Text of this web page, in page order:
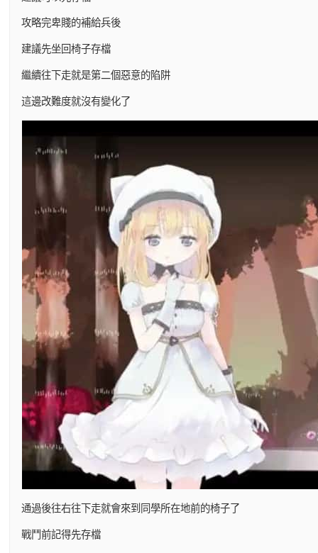
攻略完卑賤的補給兵後
建議先坐回椅子存檔
繼續往下走就是第二個惡意的陷阱
這邊改難度就沒有變化了
通過後往右往下走就會來到同學所在地前的椅子了
戰鬥前記得先存檔